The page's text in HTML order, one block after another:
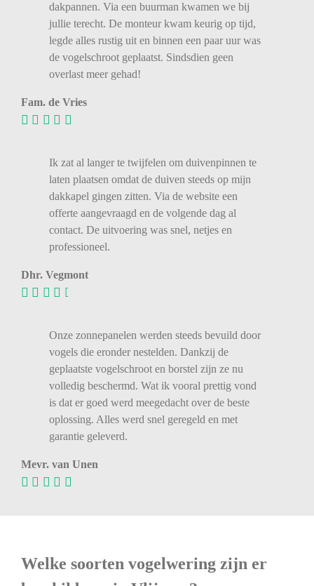
dakpannen. Via een buurman kwamen we bij
jullie terecht. De monteur kwam keurig op tijd,
legde alles rustig uit en binnen een paar uur was
de vogelschroot geplaatst. Sindsdien geen
overlast meer gehad!
Fam. de Vries
Ik zat al langer te twijfelen om duivenpinnen te
laten plaatsen omdat de duiven steeds op mijn
dakkapel gingen zitten. Via de website een
offerte aangevraagd en de volgende dag al
contact. De uitvoering was snel, netjes en
professioneel.
Dhr. Vegmont
Onze zonnepanelen werden steeds bevuild door
vogels die eronder nestelden. Dankzij de
geplaatste vogelschroot en borstel zijn ze nu
volledig beschermd. Wat ik vooral prettig vond
is dat er goed werd meegedacht over de beste
oplossing. Alles werd snel geregeld en met
garantie geleverd.
Mevr. van Unen
Welke soorten vogelwering zijn er